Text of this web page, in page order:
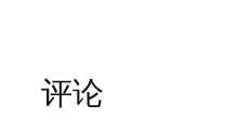
评论